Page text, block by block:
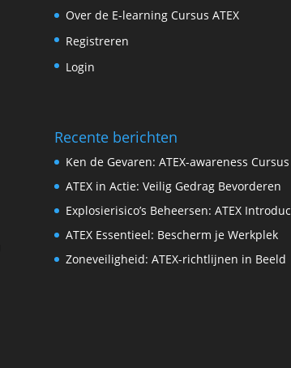
Over de E-learning Cursus ATEX
Registreren
Login
Recente berichten
Ken de Gevaren: ATEX-awareness Cursus
ATEX in Actie: Veilig Gedrag Bevorderen
Explosierisico’s Beheersen: ATEX
ATEX Essentieel: Bescherm je Werkplek
Zoneveiligheid: ATEX-richtlijnen in Beeld